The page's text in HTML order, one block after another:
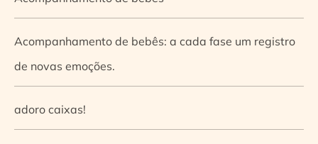
Acompanhamento de bebês: a cada fase um registro
de novas emoções.
adoro caixas!